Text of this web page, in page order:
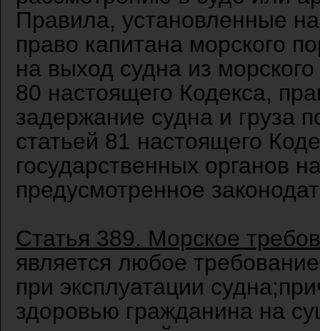
Правила, установленные
право капитана морского
на выход судна из
80 настоящего Кодекса,
задержание судна и груза
статьей 81 настоящего
государственных органов
предусмотренное
Статья 389. Морское
является любое
при эксплуатации
здоровью гражданина на